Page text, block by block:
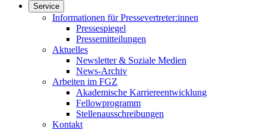
Service
Links in diesem Bereich anzeigen
Informationen für Pressevertreter:innen
Pressespiegel
Pressemitteilungen
Aktuelles
Newsletter & Soziale Medien
News-Archiv
Arbeiten im FGZ
Akademische Karriereentwicklung
Fellowprogramm
Stellenausschreibungen
Kontakt